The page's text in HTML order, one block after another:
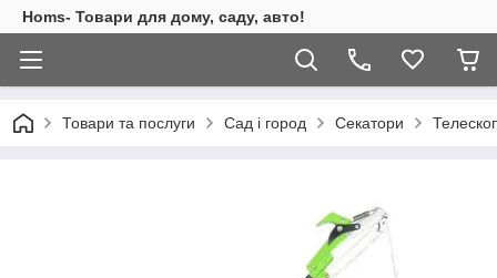
Homs- Товари для дому, саду, авто!
Товари та послуги Сад і город Секатори